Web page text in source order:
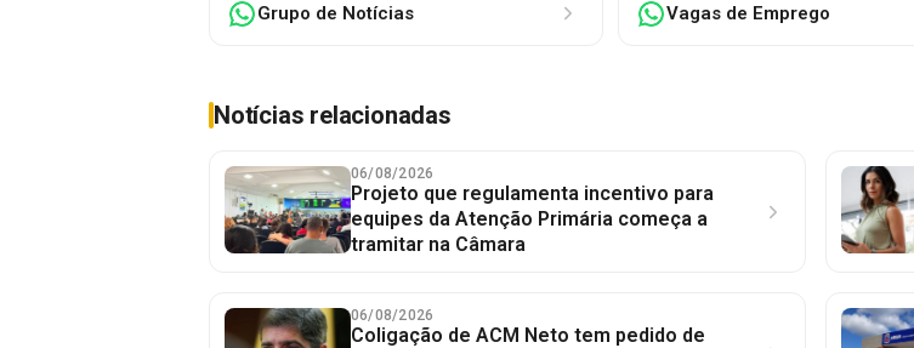
Grupo de Notícias Vagas de Emprego
Notícias relacionadas
06/08/2026
Projeto que regulamenta incentivo para
equipes da Atenção Primária começa a
tramitar na Câmara
06/08/2026
Coligação de ACM Neto tem pedido de